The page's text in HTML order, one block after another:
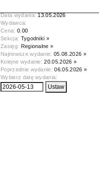
Data wydania:13.05.2026
Wydawca:
Cena: 0.00
Sekcja: Tygodniki »
Zasięg: Regionalne »
Najnowsze wydanie:05.08.2026 »
Kolejne wydanie:20.05.2026 »
Poprzednie wydanie:06.05.2026 »
Wybierz datę wydania: